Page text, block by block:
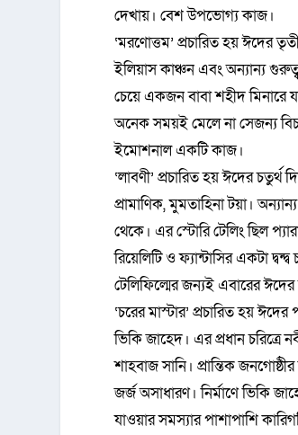
দেখায়। বেশ উপভোগ্য কাজ।
‘মরণোত্তম’ প্রচারিত হয় ঈদের
ইলিয়াস কাঞ্চন এবং অন্যান্য
চেয়ে একজন বাবা শহীদ মিনারে
অনেক সময়ই মেলে না সেজন্য
ইমোশনাল একটি কাজ।
‘লাবণী’ প্রচারিত হয় ঈদের
প্রামাণিক, মুমতাহিনা টয়া।
থেকে। এর স্টোরি টেলিং ছিল
রিয়েলিটি ও ফ্যান্টাসির একটা
টেলিফিল্মের জন্যই এবারের
‘চরের মাস্টার’ প্রচারিত হয়
ভিকি জাহেদ। এর প্রধান চরিত্রে
শাহবাজ সানি। প্রান্তিক
জর্জ অসাধারণ। নির্মাণে ভিকি
যাওয়ার সমস্যার পাশাপাশি